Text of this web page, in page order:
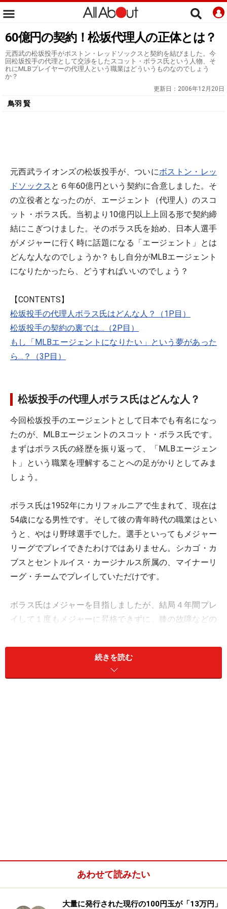
60億円の契約！松坂代理人の正体とは？
元西武の松坂投手がボストン・レッドソックスと契約を結びました。今
回松坂投手の代理として交渉をしたスコット・ボラス氏という人物、そ
れにMLBプレイヤーの代理人という職業はどういうものなのでしょう
か？
更新日： 2006年12月20日
鳥羽 賢
元西武ライオンズの松坂投手が、ついにボストン・レッ
ドソックス と６年60億円という契約に合意しました。そ
の立役者となったのが、エージェント（代理人）のスコ
ット・ボラス氏。当初より10億円以上上回る形で契約締
結にこぎつけました。そのボラス氏を始め、日本人選手
がメジャーに行く時に話題になる「エージェント」とは
どんな人なのでしょうか？もし自分がMLBエージェント
になりたかったら、どうすればいいのでしょう？
【CONTENTS】
松坂投手の代理人ボラス氏はどんな人？（1P目）
松坂投手の契約の裏では…（2P目）
もし「MLBエージェントになりたい」という夢があった
ら…？（3P目）
松坂投手の代理人ボラス氏はどんな人？
今回松坂投手のエージェントとして日本でも有名になっ
たのが、MLBエージェントのスコット・ボラス氏です。
まずはボラス氏の経歴を振り返って、「MLBエージェン
ト」という職業を理解することへの足がかりとしてみま
しょう。
ボラス氏は1952年にカリフォルニアで生まれて、現在は
54歳になる男性です。そして彼の青年時代の職業はとい
うと、やはり野球選手でした。選手といってもメジャー
リーグでプレイできたわけではありません。シカゴ・カ
ブスとセントルイス・カージナルス所属の、マイナーリ
ーグ・チームでプレイしていただけです。
ボラス氏はメジャーを目指しましたが、結局４年間プレ
イして１度もメジャーに昇格できずに、膝の故障などの
科大学院）に通い、ここからユニフォームよりもスーツ
を着る人生が始まります。
ボラス氏がMLBエージェントとして活動を始めたのは、
続きを読む
あわせて読みたい
大量に発行された現行の100円玉が「13万円」